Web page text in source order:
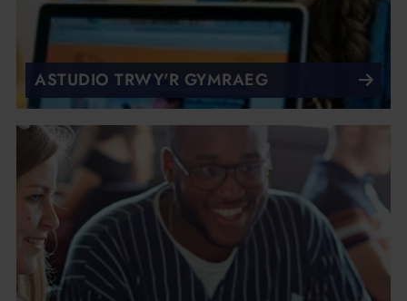
ASTUDIO TRWY'R GYMRAEG